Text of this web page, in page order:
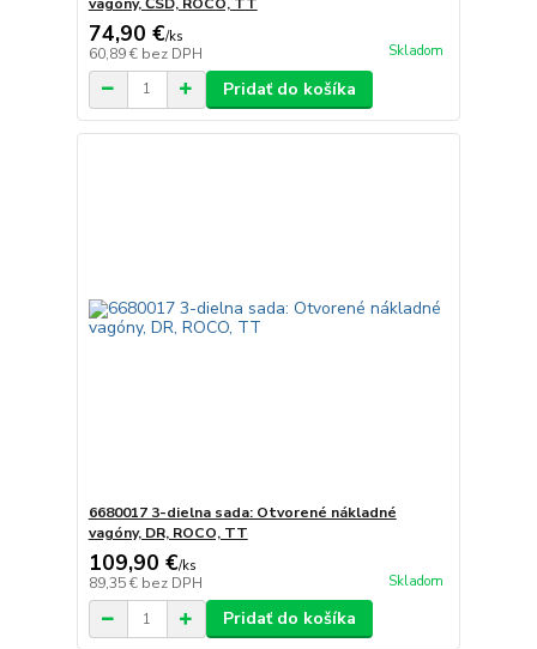
74,90 €/ks
60,89 € bez DPH Skladom
Pridať do košíka
6680017 3-dielna sada: Otvorené nákladné
vagóny, DR, ROCO, TT
109,90 €/ks
89,35 € bez DPH Skladom
Pridať do košíka